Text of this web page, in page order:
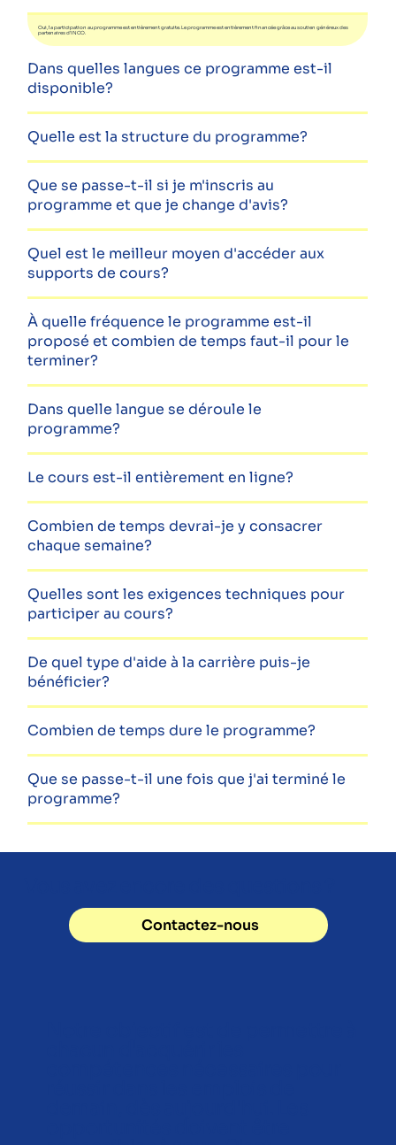
Oui, la participation au programme est entièrement gratuite. Le programme est entièrement financée grâce au soutien généreux des
partenaires d'INCO.
Dans quelles langues ce programme est-il
disponible?
Quelle est la structure du programme?
Que se passe-t-il si je m'inscris au
programme et que je change d'avis?
Quel est le meilleur moyen d'accéder aux
supports de cours?
À quelle fréquence le programme est-il
proposé et combien de temps faut-il pour le
terminer?
Dans quelle langue se déroule le
programme?
Le cours est-il entièrement en ligne?
Combien de temps devrai-je y consacrer
chaque semaine?
Quelles sont les exigences techniques pour
participer au cours?
De quel type d'aide à la carrière puis-je
bénéficier?
Combien de temps dure le programme?
Que se passe-t-il une fois que j'ai terminé le
programme?
Contactez-nous